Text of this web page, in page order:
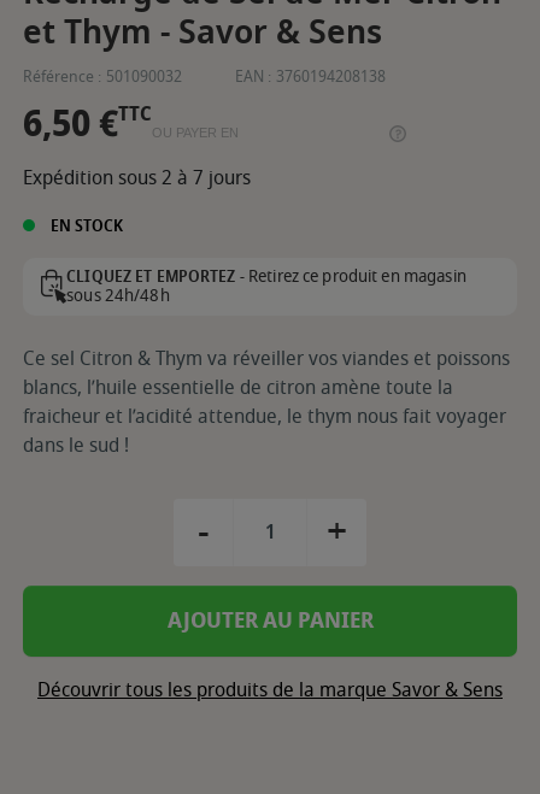
et Thym - Savor & Sens
Référence : 501090032 EAN : 3760194208138
6,50 €TTC
OU PAYER EN
Expédition sous 2 à 7 jours
EN STOCK
CLIQUEZ ET EMPORTEZ -Retirez ce produit en magasin
sous 24h/48h
Ce sel Citron & Thym va réveiller vos viandes et poissons
blancs, l’huile essentielle de citron amène toute la
fraicheur et l’acidité attendue, le thym nous fait voyager
dans le sud !
- +
AJOUTER AU PANIER
Découvrir tous les produits de la marque Savor & Sens